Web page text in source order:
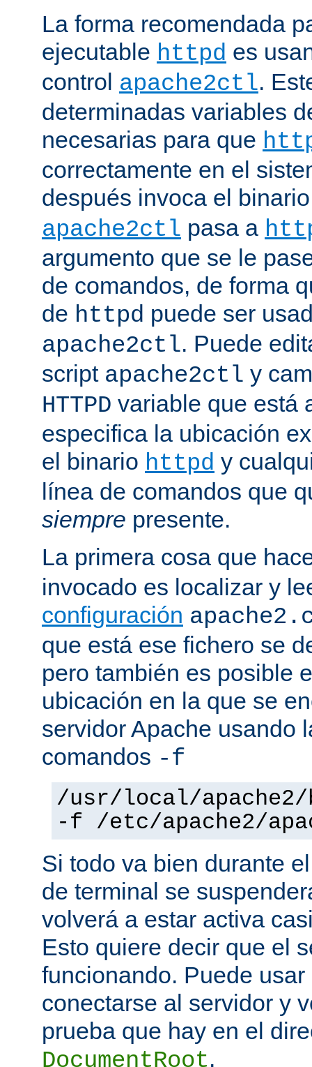
La forma recomendada
ejecutable httpd es
control apache2ctl.
determinadas variables
necesarias para que
correctamente en el
después invoca el
apache2ctl pasa a
argumento que se le
de comandos, de forma
de httpd puede ser
apache2ctl. Puede
script apache2ctl y
HTTPD variable que está
especifica la ubicación
el binario httpd y
línea de comandos que
siempre presente.
La primera cosa que
invocado es localizar y
configuración
que está ese fichero se
pero también es posible
ubicación en la que se
servidor Apache usando
comandos -f
/usr/local/
-f /etc/apache2/
Si todo va bien durante
de terminal se
volverá a estar activa
Esto quiere decir que el
funcionando. Puede
conectarse al servidor y
prueba que hay en el
DocumentRoot.